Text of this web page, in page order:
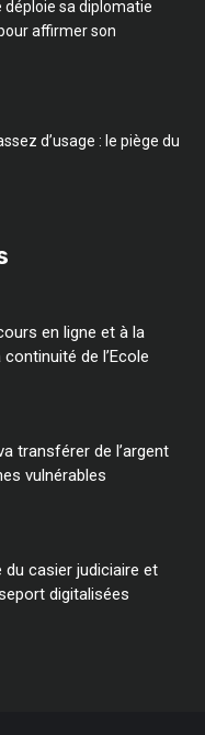
déploie sa diplomatie
affirmer son
d’usage : le piège du
en ligne et à la
de l’Ecole
transférer de l’argent
vulnérables
du casier judiciaire et
digitalisées